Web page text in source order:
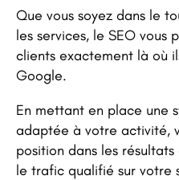
Que vous soyez dans le
les services, le SEO vous
clients exactement là où
Google.
En mettant en place une
adaptée à votre activité,
position dans les
le trafic qualifié sur votre